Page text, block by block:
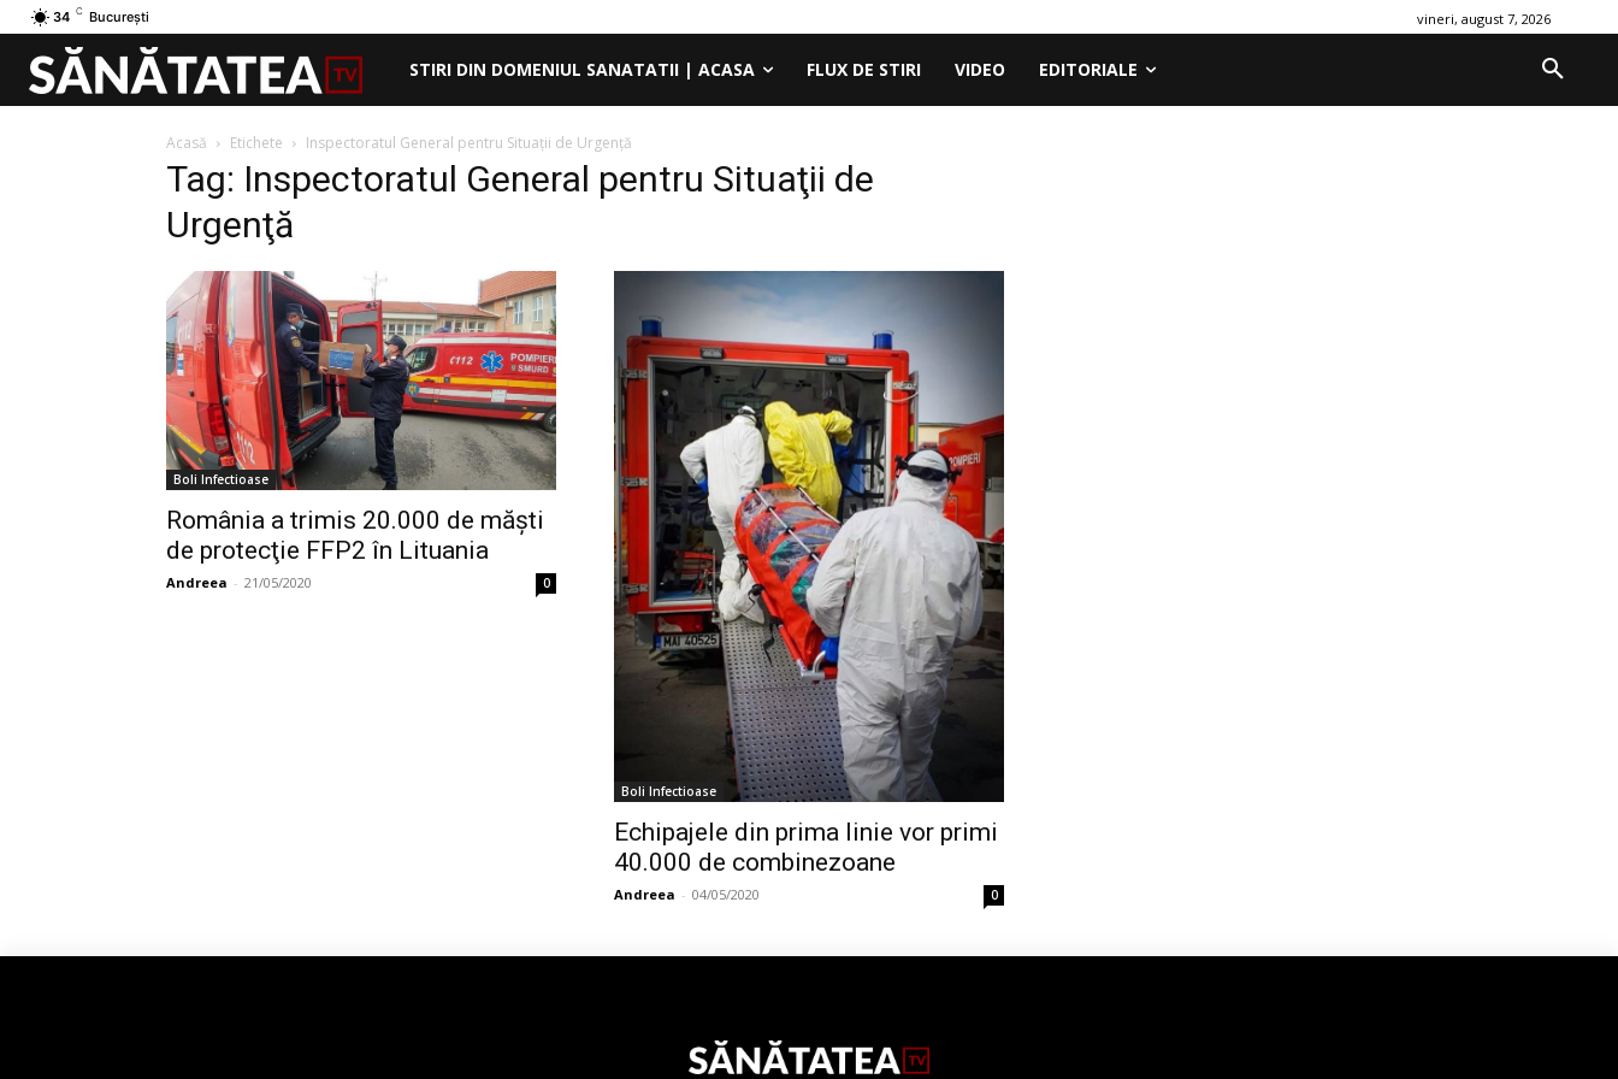
34 C București vineri, august 7, 2026
STIRI DIN DOMENIUL SANATATII | ACASA FLUX DE STIRI VIDEO EDITORIALE
Acasă Etichete Inspectoratul General pentru Situaţii de Urgenţă
Tag: Inspectoratul General pentru Situaţii de
Urgenţă
Boli Infectioase
România a trimis 20.000 de măşti
de protecţie FFP2 în Lituania
Andreea - 21/05/2020 0
Boli Infectioase
Echipajele din prima linie vor primi
40.000 de combinezoane
Andreea - 04/05/2020 0